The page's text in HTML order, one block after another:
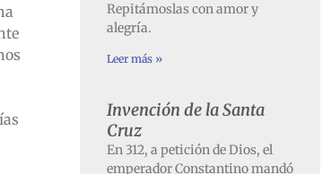
Repitámoslas con amor y
alegría.
Leer más »
Invención de la Santa
Cruz
En 312, a petición de Dios, el
emperador Constantino mandó